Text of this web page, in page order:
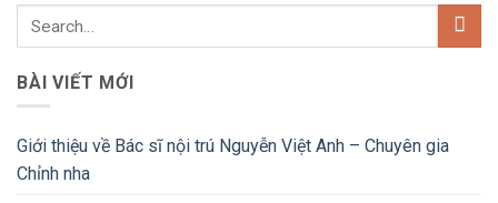
BÀI VIẾT MỚI
Giới thiệu về Bác sĩ nội trú Nguyễn Việt Anh – Chuyên gia
Chỉnh nha